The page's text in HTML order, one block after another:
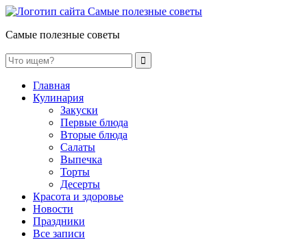
Самые полезные советы
Главная
Кулинария
Закуски
Первые блюда
Вторые блюда
Салаты
Выпечка
Торты
Десерты
Красота и здоровье
Новости
Праздники
Все записи